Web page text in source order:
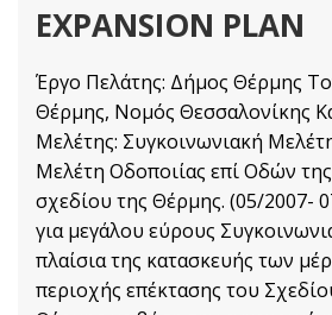
EXPANSION PLAN
Έργο Πελάτης: Δήμος Θέρμης
Θέρμης, Νομός Θεσσαλονίκης
Μελέτης: Συγκοινωνιακή
Μελέτη Οδοποιίας επί Οδών
σχεδίου της Θέρμης. (05/2007-
για μεγάλου εύρους
πλαίσια της κατασκευής των
περιοχής επέκτασης του